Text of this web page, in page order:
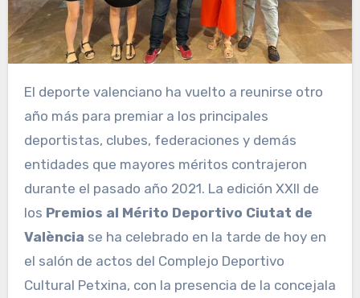
El deporte valenciano ha vuelto a reunirse otro
año más para premiar a los principales
deportistas, clubes, federaciones y demás
entidades que mayores méritos contrajeron
durante el pasado año 2021. La edición XXII de
los Premios al Mérito Deportivo Ciutat de
València se ha celebrado en la tarde de hoy en
el salón de actos del Complejo Deportivo
Cultural Petxina, con la presencia de la concejala